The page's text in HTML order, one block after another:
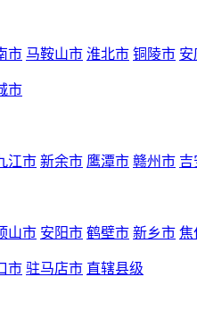
市 马鞍山市 淮北市 铜陵市 安
市
江市 新余市 鹰潭市 赣州市 吉
山市 安阳市 鹤壁市 新乡市 焦
市 驻马店市 直辖县级